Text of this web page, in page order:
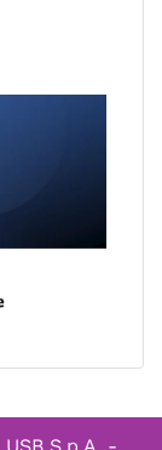
USB S.p.A. -